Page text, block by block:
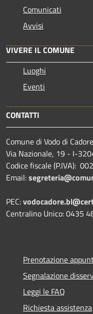
Comunicati
Avvisi
VIVERE IL COMUNE
Luoghi
Eventi
CONTATTI
Comune di Vodo di Cadore
Via Nazionale, 19 - I-
Codice fiscale (P.IVA):
Email:
PEC:
Centralino Unico: 0435
Prenotazione
Segnalazione
Leggi le FAQ
Richiesta assistenza